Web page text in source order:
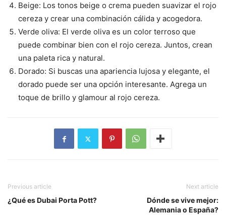
Beige: Los tonos beige o crema pueden suavizar el rojo
cereza y crear una combinación cálida y acogedora.
Verde oliva: El verde oliva es un color terroso que
puede combinar bien con el rojo cereza. Juntos, crean
una paleta rica y natural.
Dorado: Si buscas una apariencia lujosa y elegante, el
dorado puede ser una opción interesante. Agrega un
toque de brillo y glamour al rojo cereza.
Previous article
¿Qué es Dubai Porta Pott?
Next article
Dónde se vive mejor:
Alemania o España?